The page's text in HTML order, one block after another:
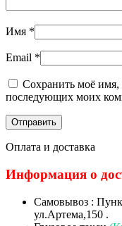
Имя *
Email *
Сохранить моё имя,
последующих моих
Оплата и доставка
Информация о
Самовывоз :
ул.Артема,150 .